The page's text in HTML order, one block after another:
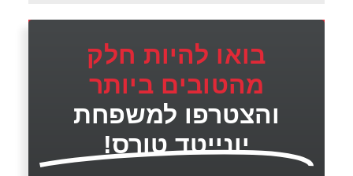
בואו להיות חלק
מהטובים ביותר
והצטרפו למשפחת
יונייטד טורס!